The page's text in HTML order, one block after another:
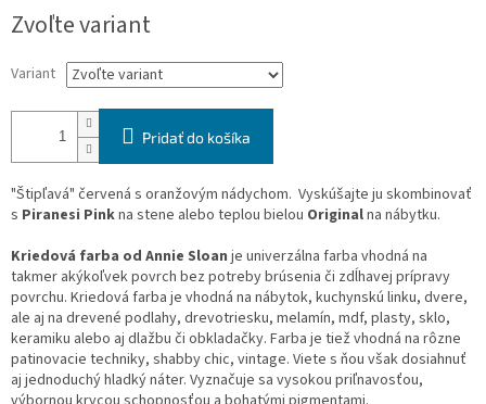
cena:
Zvoľte variant
Variant
Pridať do košíka
"Štipľavá" červená s oranžovým nádychom. Vyskúšajte ju skombinovať
s Piranesi Pinkna stene alebo teplou bielou Originalna nábytku.
Kriedová farba od Annie Sloan je univerzálna farba vhodná na
takmer akýkoľvek povrch bez potreby brúsenia či zdĺhavej prípravy
povrchu. Kriedová farba je vhodná na nábytok, kuchynskú linku, dvere,
ale aj na drevené podlahy, drevotriesku, melamín, mdf, plasty, sklo,
keramiku alebo aj dlažbu či obkladačky. Farba je tiež vhodná na rôzne
patinovacie techniky, shabby chic, vintage. Viete s ňou však dosiahnuť
aj jednoduchý hladký náter. Vyznačuje sa vysokou priľnavosťou,